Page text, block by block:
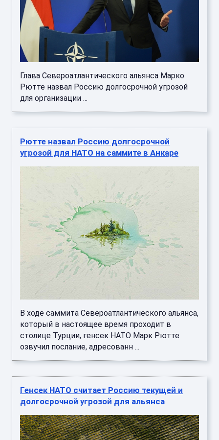
Глава Североатлантического альянса Марко
Рютте назвал Россию долгосрочной угрозой
для организации ...
Рютте назвал Россию долгосрочной
угрозой для НАТО на саммите в Анкаре
В ходе саммита Североатлантического альянса,
который в настоящее время проходит в
столице Турции, генсек НАТО Марк Рютте
озвучил послание, адресованн ...
Генсек НАТО считает Россию текущей и
долгосрочной угрозой для альянса